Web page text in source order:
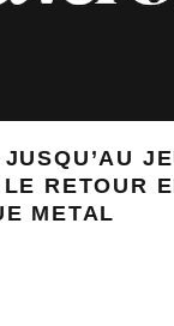
RETOUR
METAL